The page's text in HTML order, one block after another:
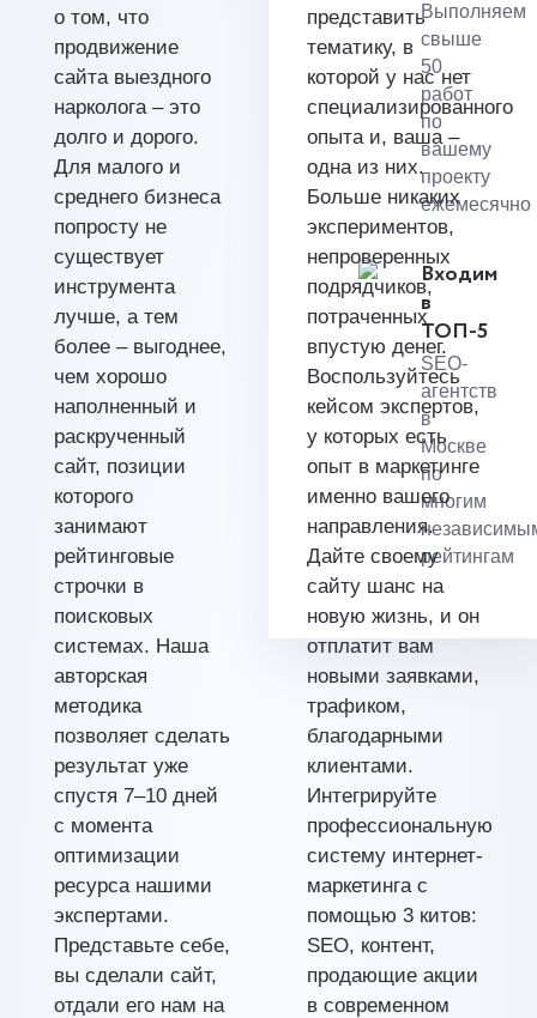
Выполняем
свыше
50
работ
по
вашему
проекту
ежемесячно
Входим
в
ТОП-5
SEO-
агентств
в
Москве
по
многим
рейтингам
о том, что
продвижение
сайта выездного
нарколога – это
долго и дорого.
Для малого и
среднего бизнеса
попросту не
существует
инструмента
лучше, а тем
более – выгоднее,
чем хорошо
наполненный и
раскрученный
сайт, позиции
которого
занимают
рейтинговые
строчки в
поисковых
системах. Наша
авторская
методика
позволяет сделать
результат уже
спустя 7–10 дней
с момента
оптимизации
ресурса нашими
экспертами.
Представьте себе,
вы сделали сайт,
отдали его нам на
представить
тематику, в
которой у нас нет
специализированного
опыта и, ваша –
одна из них.
Больше никаких
экспериментов,
непроверенных
подрядчиков,
потраченных
впустую денег.
Воспользуйтесь
кейсом экспертов,
у которых есть
опыт в маркетинге
именно вашего
направления.
Дайте своему
сайту шанс на
новую жизнь, и он
отплатит вам
новыми заявками,
трафиком,
благодарными
клиентами.
Интегрируйте
профессиональную
систему интернет-
маркетинга с
помощью 3 китов:
SEO, контент,
продающие акции
в современном